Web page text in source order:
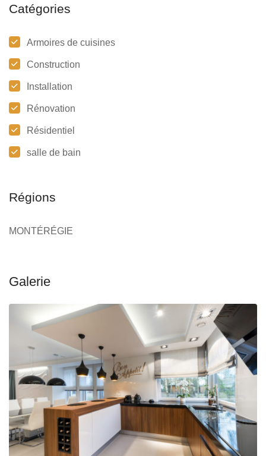
Catégories
Armoires de cuisines
Construction
Installation
Rénovation
Résidentiel
salle de bain
Régions
MONTÉRÉGIE